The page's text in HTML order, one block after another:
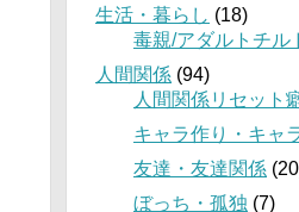
生活・暮らし (18)
毒親/アダルトチル
人間関係 (94)
人間関係リセット
キャラ作り・キャ
友達・友達関係
ぼっち・孤独 (7)